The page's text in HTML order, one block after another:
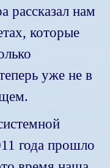
рассказал нам
которые
уже не в
года прошло